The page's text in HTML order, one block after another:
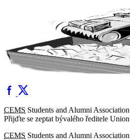
CEMS Students and Alumni
Přijďte se zeptat bývalého ředitele
CEMS Students and Alumni